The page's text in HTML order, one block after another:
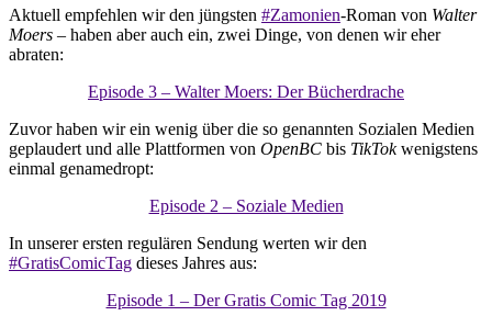
Aktuell empfehlen wir den jüngsten #Zamonien-Roman von Walter
Moers – haben aber auch ein, zwei Dinge, von denen wir eher
abraten:
Episode 3 – Walter Moers: Der Bücherdrache
Zuvor haben wir ein wenig über die so genannten Sozialen Medien
geplaudert und alle Plattformen von OpenBC bis TikTokwenigstens
einmal genamedropt:
Episode 2 – Soziale Medien
In unserer ersten regulären Sendung werten wir den
#GratisComicTag dieses Jahres aus:
Episode 1 – Der Gratis Comic Tag 2019